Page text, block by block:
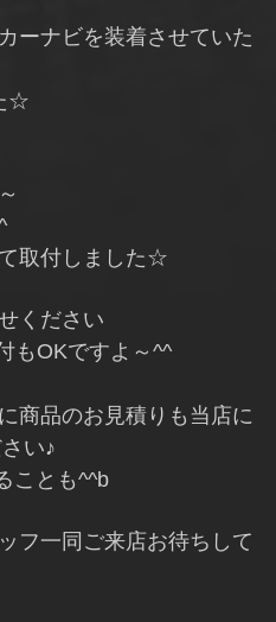
ーナビを装着させていた
☆
取付しました☆
ください
もOKですよ～^^
商品のお見積りも当店に
い♪
ことも^^b
フ一同ご来店お待ちして